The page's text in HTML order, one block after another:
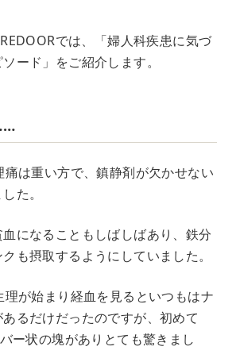
では、「婦人科疾患に気づ
ード」をご紹介します。
は重い方で、鎮静剤が欠かせない
た。
になることもしばしばあり、鉄分
も摂取するようにしていました。
が始まり経血を見るといつもはナ
るだけだったのですが、初めて
ー状の塊がありとても驚きまし